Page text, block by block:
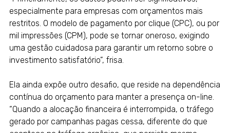
especialmente para empresas com orçamentos mais
restritos. O modelo de pagamento por clique (CPC), ou por
mil impressões (CPM), pode se tornar oneroso, exigindo
uma gestão cuidadosa para garantir um retorno sobre o
investimento satisfatório”, frisa.
Ela ainda expõe outro desafio, que reside na dependência
contínua do orçamento para manter a presença on-line.
“Quando a alocação financeira é interrompida, o tráfego
gerado por campanhas pagas cessa, diferente do que